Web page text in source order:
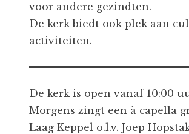
voor andere gezindten.
De kerk biedt ook plek aan
activiteiten.
De kerk is open vanaf 10:00
Morgens zingt een à capella
Laag Keppel o.l.v. Joep